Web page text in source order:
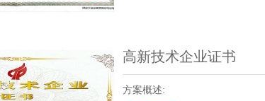
高新技术企业证书
方案概述: